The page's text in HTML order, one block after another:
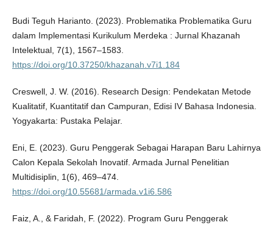
Budi Teguh Harianto. (2023). Problematika Problematika Guru
dalam Implementasi Kurikulum Merdeka : Jurnal Khazanah
Intelektual, 7(1), 1567–1583.
https://doi.org/10.37250/khazanah.v7i1.184
Creswell, J. W. (2016). Research Design: Pendekatan Metode
Kualitatif, Kuantitatif dan Campuran, Edisi IV Bahasa Indonesia.
Yogyakarta: Pustaka Pelajar.
Eni, E. (2023). Guru Penggerak Sebagai Harapan Baru Lahirnya
Calon Kepala Sekolah Inovatif. Armada Jurnal Penelitian
Multidisiplin, 1(6), 469–474.
https://doi.org/10.55681/armada.v1i6.586
Faiz, A., & Faridah, F. (2022). Program Guru Penggerak